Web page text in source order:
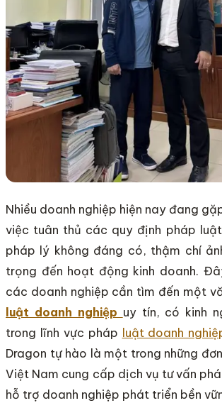
Nhiều doanh nghiệp hiện nay đang
việc tuân thủ các quy định pháp
pháp lý không đáng có, thậm chí
trọng đến hoạt động kinh doanh.
các doanh nghiệp cần tìm đến một
luật doanh nghiệp uy tín, có kinh
trong lĩnh vực pháp luật doanh
Dragon tự hào là một trong những
Việt Nam cung cấp dịch vụ tư vấn
hỗ trợ doanh nghiệp phát triển bền